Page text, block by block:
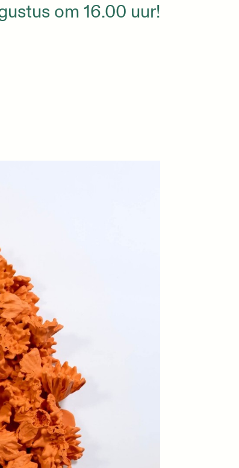
om 16.00 uur!